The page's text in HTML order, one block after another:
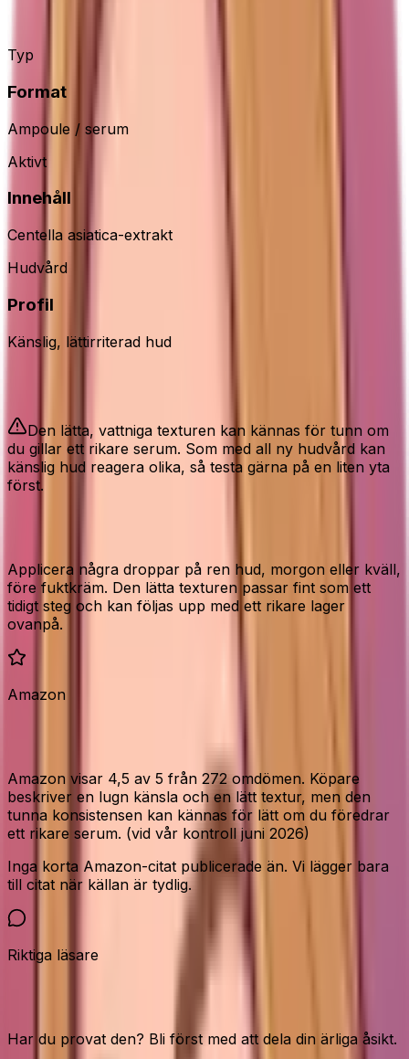
Typ
Format
Ampoule / serum
Aktivt
Innehåll
Centella asiatica-extrakt
Hudvård
Profil
Känslig, lättirriterad hud
Den lätta, vattniga texturen kan kännas för tunn om
du gillar ett rikare serum. Som med all ny hudvård kan
känslig hud reagera olika, så testa gärna på en liten yta
först.
Applicera några droppar på ren hud, morgon eller kväll,
före fuktkräm. Den lätta texturen passar fint som ett
tidigt steg och kan följas upp med ett rikare lager
ovanpå.
Amazon
Amazon visar 4,5 av 5 från 272 omdömen. Köpare
beskriver en lugn känsla och en lätt textur, men den
tunna konsistensen kan kännas för lätt om du föredrar
ett rikare serum. (vid vår kontroll juni 2026)
Inga korta Amazon-citat publicerade än. Vi lägger bara
till citat när källan är tydlig.
Riktiga läsare
Har du provat den? Bli först med att dela din ärliga åsikt.